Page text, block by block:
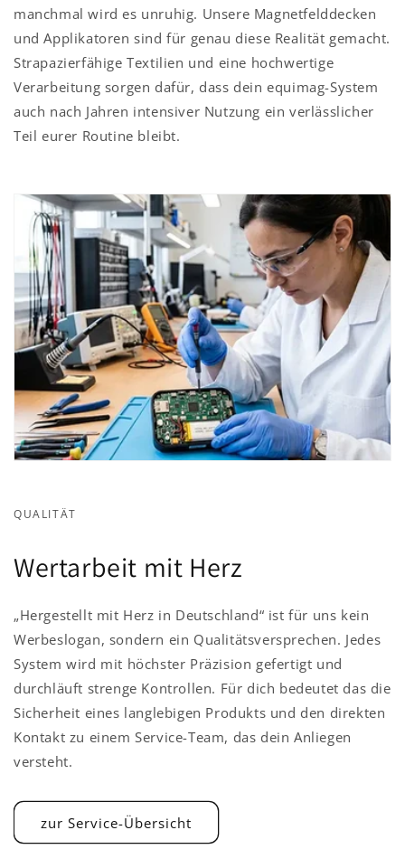
manchmal wird es unruhig. Unsere Magnetfelddecken
und Applikatoren sind für genau diese Realität gemacht.
Strapazierfähige Textilien und eine hochwertige
Verarbeitung sorgen dafür, dass dein equimag-System
auch nach Jahren intensiver Nutzung ein verlässlicher
Teil eurer Routine bleibt.
QUALITÄT
Wertarbeit mit Herz
„Hergestellt mit Herz in Deutschland“ ist für uns kein
Werbeslogan, sondern ein Qualitätsversprechen. Jedes
System wird mit höchster Präzision gefertigt und
durchläuft strenge Kontrollen. Für dich bedeutet das die
Sicherheit eines langlebigen Produkts und den direkten
Kontakt zu einem Service-Team, das dein Anliegen
versteht.
zur Service-Übersicht